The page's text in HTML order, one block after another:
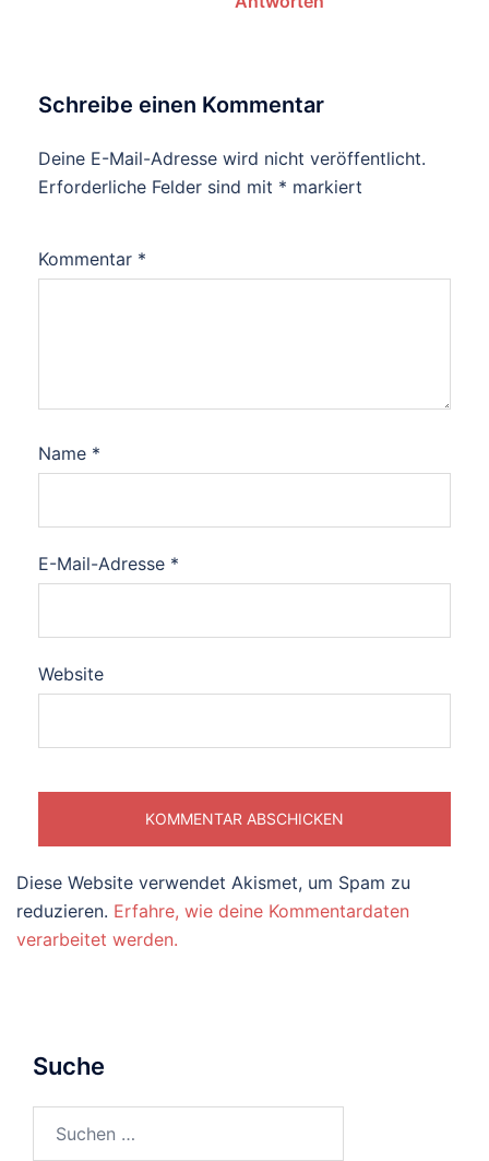
Schreibe einen Kommentar
Deine E-Mail-Adresse wird nicht veröffentlicht.
Erforderliche Felder sind mit * markiert
Kommentar *
Name *
E-Mail-Adresse *
Website
Diese Website verwendet Akismet, um Spam zu
reduzieren. Erfahre, wie deine Kommentardaten
verarbeitet werden.
Suche